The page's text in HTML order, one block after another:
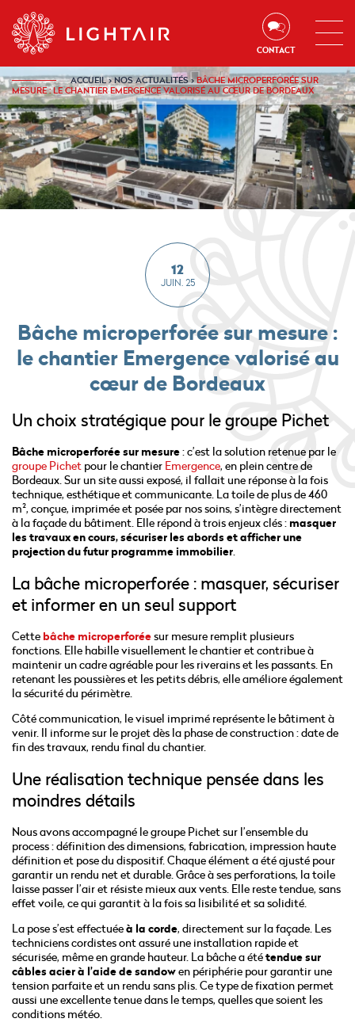
Aller au contenu Aller à la recherche
CONTACT
ACCUEIL›NOS ACTUALITÉS›BÂCHE MICROPERFORÉE SUR
MESURE : LE CHANTIER EMERGENCE VALORISÉ AU CŒUR DE BORDEAUX
Bâche microperforée sur mesure :
le chantier Emergence valorisé au
cœur de Bordeaux
12
JUIN. 25
Un choix stratégique pour le groupe Pichet
Bâche microperforée sur mesure: c’est la solution retenue par le
groupe Pichet pour le chantier Emergence, en plein centre de
Bordeaux. Sur un site aussi exposé, il fallait une réponse à la fois
technique, esthétique et communicante. La toile de plus de 460
m², conçue, imprimée et posée par nos soins, s’intègre directement
à la façade du bâtiment. Elle répond à trois enjeux clés : masquer
les travaux en cours, sécuriser les abords et afficher une
projection du futur programme immobilier.
La bâche microperforée : masquer, sécuriser
et informer en un seul support
Cette bâche microperforéesur mesure remplit plusieurs
fonctions. Elle habille visuellement le chantier et contribue à
maintenir un cadre agréable pour les riverains et les passants. En
retenant les poussières et les petits débris, elle améliore également
la sécurité du périmètre.
Côté communication, le visuel imprimé représente le bâtiment à
venir. Il informe sur le projet dès la phase de construction : date de
fin des travaux, rendu final du chantier.
Une réalisation technique pensée dans les
moindres détails
Nous avons accompagné le groupe Pichet sur l’ensemble du
process : définition des dimensions, fabrication, impression haute
définition et pose du dispositif. Chaque élément a été ajusté pour
garantir un rendu net et durable. Grâce à ses perforations, la toile
laisse passer l’air et résiste mieux aux vents. Elle reste tendue, sans
effet voile, ce qui garantit à la fois sa lisibilité et sa solidité.
La pose s’est effectuéeà la corde, directement sur la façade. Les
techniciens cordistes ont assuré une installation rapide et
sécurisée, même en grande hauteur. La bâche a ététendue sur
câbles acier à l’aide de sandowen périphérie pour garantir une
tension parfaite et un rendu sans plis. Ce type de fixation permet
aussi une excellente tenue dans le temps, quelles que soient les
conditions météo.